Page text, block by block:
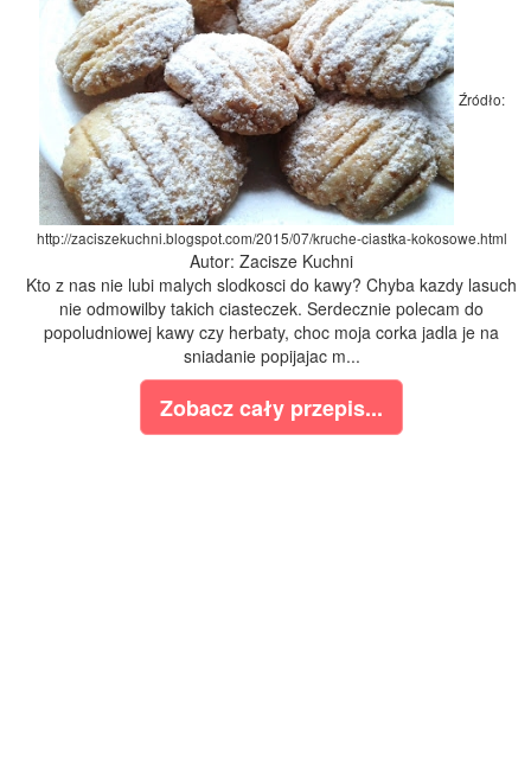
Źródło:
http://zaciszekuchni.blogspot.com/2015/07/kruche-ciastka-kokosowe.html
Autor: Zacisze Kuchni
Kto z nas nie lubi malych slodkosci do kawy? Chyba kazdy lasuch
nie odmowilby takich ciasteczek. Serdecznie polecam do
popoludniowej kawy czy herbaty, choc moja corka jadla je na
sniadanie popijajac m...
Zobacz cały przepis...